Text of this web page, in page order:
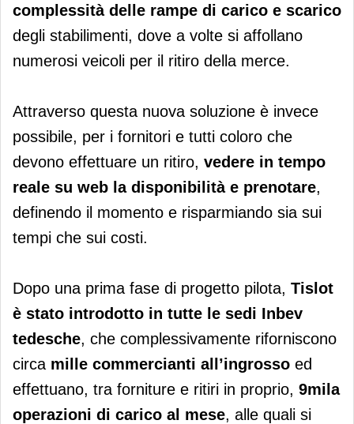
complessità delle rampe di carico e scarico
degli stabilimenti, dove a volte si affollano
numerosi veicoli per il ritiro della merce.
Attraverso questa nuova soluzione è invece
possibile, per i fornitori e tutti coloro che
devono effettuare un ritiro, vedere in tempo
reale su web la disponibilità e prenotare,
definendo il momento e risparmiando sia sui
tempi che sui costi.
Dopo una prima fase di progetto pilota, Tislot
è stato introdotto in tutte le sedi Inbev
tedesche, che complessivamente riforniscono
circa mille commercianti all’ingrosso ed
effettuano, tra forniture e ritiri in proprio, 9mila
operazioni di carico al mese, alle quali si